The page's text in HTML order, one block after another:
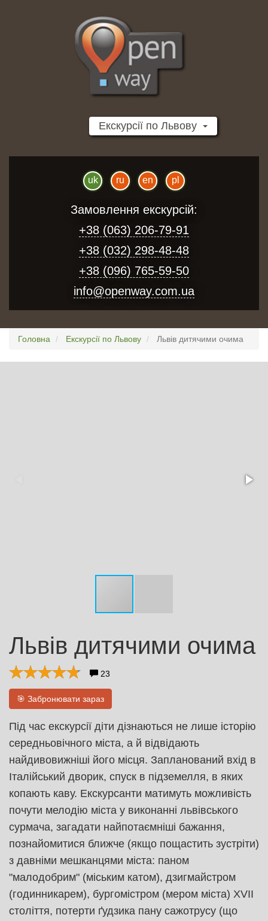
Екскурсії по Львову
uk ru en pl
Замовлення екскурсій:
+38 (063) 206-79-91
+38 (032) 298-48-48
+38 (096) 765-59-50
info@openway.com.ua
Головна Екскурсії по Львову Львів дитячими очима
Львів дитячими очима
23
🎯 Забронювати зараз
Під час екскурсії діти дізнаються не лише історію
середньовічного міста, а й відвідають
найдивовижніші його місця. Запланований вхід в
Італійський дворик, спуск в підземелля, в яких
копають каву. Екскурсанти матимуть можливість
почути мелодію міста у виконанні львівського
сурмача, загадати найпотаємніші бажання,
познайомитися ближче (якщо пощастить зустріти)
з давніми мешканцями міста: паном
"малодобрим" (міським катом), дзигмайстром
(годинникарем), бургомістром (мером міста) XVII
століття, потерти ґудзика пану сажотрусу (що